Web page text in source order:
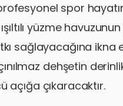
spor
yüzme
sağlayacağına ikna
dehşetin
açığa çıkaracaktır.